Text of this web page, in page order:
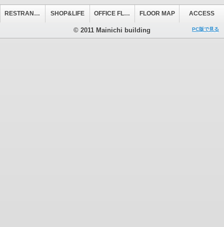
RESTRANT&CAFE SHOP&LIFE OFFICE FLOOR FLOOR MAP ACCESS
© 2011 Mainichi building PC版で見る